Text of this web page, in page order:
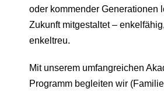
oder kommender Generationen
Zukunft mitgestaltet –
enkeltreu.
Mit unserem umfangreichen
Programm begleiten wir